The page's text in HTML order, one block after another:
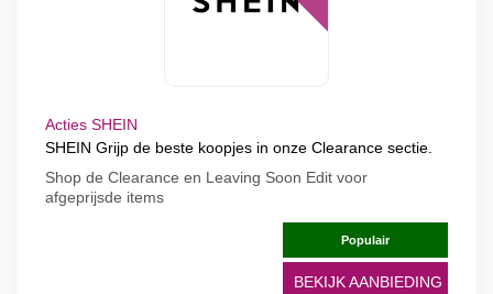
Acties SHEIN
SHEIN Grijp de beste koopjes in onze Clearance sectie.
Shop de Clearance en Leaving Soon Edit voor
afgeprijsde items
Populair
BEKIJK AANBIEDING